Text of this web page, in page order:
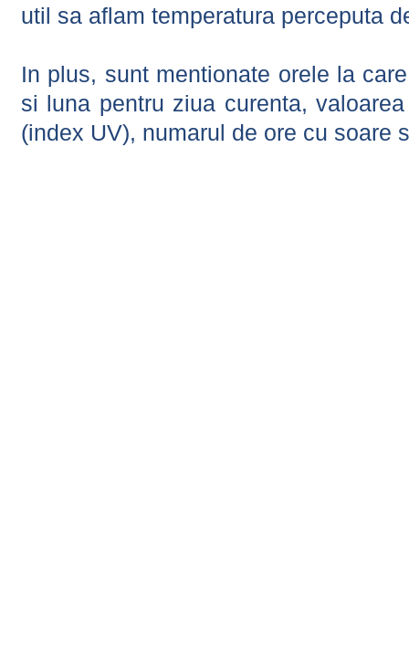
util sa aflam temperatura perceputa
In plus, sunt mentionate orele la
si luna pentru ziua curenta,
(index UV), numarul de ore cu soare